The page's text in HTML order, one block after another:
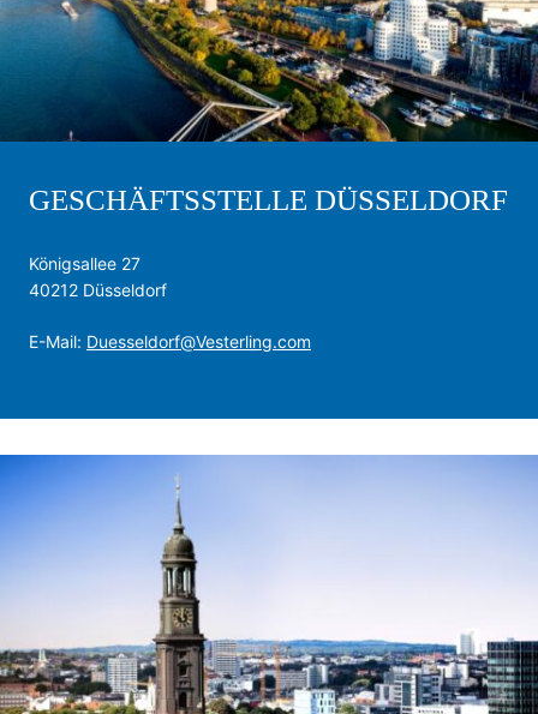
GESCHÄFTSSTELLE DÜSSELDORF
Königsallee 27
40212 Düsseldorf
E-Mail: Duesseldorf@Vesterling.com